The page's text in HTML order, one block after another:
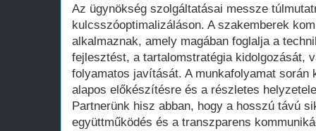
Az ügynökség szolgáltatásai messze
kulcsszóoptimalizáláson. A szakemberek
alkalmaznak, amely magában foglalja a
fejlesztést, a tartalomstratégia kidolgozását,
folyamatos javítását. A munkafolyamat során
alapos előkészítésre és a részletes
Partnerünk hisz abban, hogy a hosszú távú
együttműködés és a transzparens